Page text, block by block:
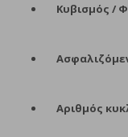
Κυβισμός /
Αριθμός